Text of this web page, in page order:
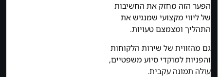
הפער הזה מחזק את החשיבות
של ליווי מקצועי שמנגיש את
התהליך ומצמצם טעויות.
גם מהזווית של שירות הלקוחות
והפניות למוקדי סיוע משפטיים,
עולה תמונה עקבית.